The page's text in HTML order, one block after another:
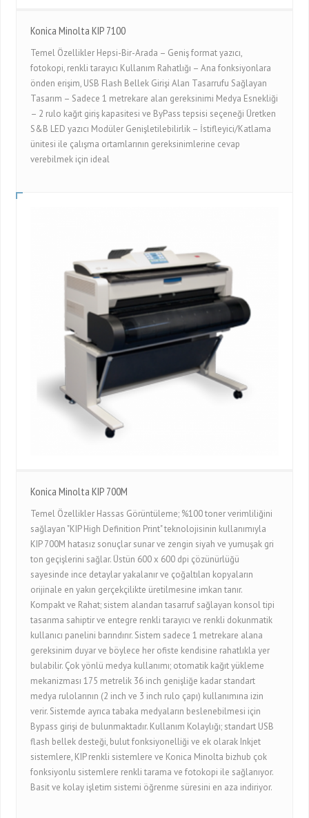
Konica Minolta KIP 7100
Temel Özellikler Hepsi-Bir-Arada – Geniş format yazıcı,
fotokopi, renkli tarayıcı Kullanım Rahatlığı – Ana fonksiyonlara
önden erişim, USB Flash Bellek Girişi Alan Tasarrufu Sağlayan
Tasarım – Sadece 1 metrekare alan gereksinimi Medya Esnekliği
– 2 rulo kağıt giriş kapasitesi ve ByPass tepsisi seçeneği Üretken
S&B LED yazıcı Modüler Genişletilebilirlik – İstifleyici/Katlama
ünitesi ile çalışma ortamlarının gereksinimlerine cevap
verebilmek için ideal
Konica Minolta KIP 700M
Temel Özellikler Hassas Görüntüleme; %100 toner verimliliğini
sağlayan "KIP High Definition Print" teknolojisinin kullanımıyla
KIP 700M hatasız sonuçlar sunar ve zengin siyah ve yumuşak gri
ton geçişlerini sağlar. Üstün 600 x 600 dpi çözünürlüğü
sayesinde ince detaylar yakalanır ve çoğaltılan kopyaların
orijinale en yakın gerçekçilikte üretilmesine imkan tanır.
Kompakt ve Rahat; sistem alandan tasarruf sağlayan konsol tipi
tasarıma sahiptir ve entegre renkli tarayıcı ve renkli dokunmatik
kullanıcı panelini barındırır. Sistem sadece 1 metrekare alana
gereksinim duyar ve böylece her ofiste kendisine rahatlıkla yer
bulabilir. Çok yönlü medya kullanımı; otomatik kağıt yükleme
mekanizması 175 metrelik 36 inch genişliğe kadar standart
medya rulolarının (2 inch ve 3 inch rulo çapı) kullanımına izin
verir. Sistemde ayrıca tabaka medyaların beslenebilmesi için
Bypass girişi de bulunmaktadır. Kullanım Kolaylığı; standart USB
flash bellek desteği, bulut fonksiyonelliği ve ek olarak Inkjet
sistemlere, KIP renkli sistemlere ve Konica Minolta bizhub çok
fonksiyonlu sistemlere renkli tarama ve fotokopi ile sağlanıyor.
Basit ve kolay işletim sistemi öğrenme süresini en aza indiriyor.